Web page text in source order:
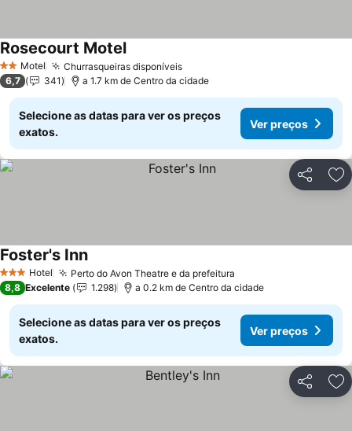
2 Estrelas
Motel Churrasqueiras disponíveis
Rosecourt Motel
6,7 341 a 1.7 km de Centro da cidade
Selecione as datas para ver os preços
exatos.
Ver preços
Partilhar
3 EstrelasHotel Perto do Avon Theatre e da prefeitura
Foster's Inn
8,8 Excelente 1.298 a 0.2 km de Centro da cidade
Selecione as datas para ver os preços
exatos.
Ver preços
Partilhar